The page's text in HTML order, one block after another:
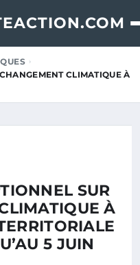
CLIMATIQUE À
SUR
À
5 JUIN